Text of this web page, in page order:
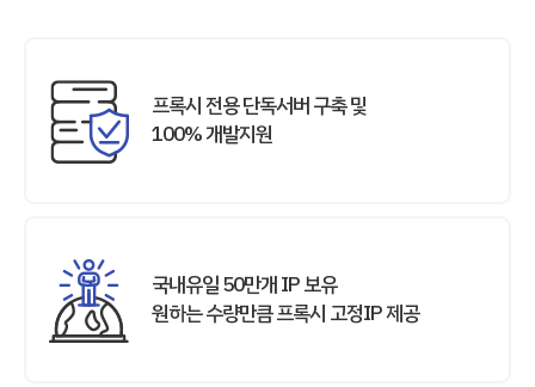
프록시 전용 단독서버 구축 및
100% 개발지원
국내유일 50만개 IP 보유
원하는 수량만큼 프록시 고정IP 제공